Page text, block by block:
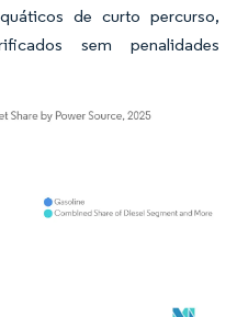
de curto percurso,
sem penalidades